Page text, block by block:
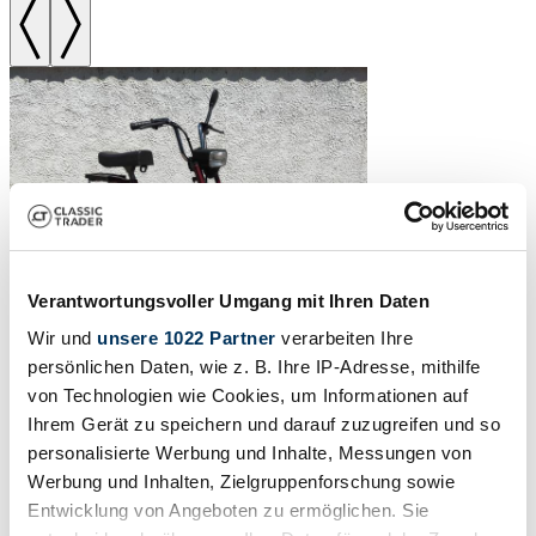
Verantwortungsvoller Umgang mit Ihren Daten
Wir und unsere 1022 Partner verarbeiten Ihre
persönlichen Daten, wie z. B. Ihre IP-Adresse, mithilfe
von Technologien wie Cookies, um Informationen auf
Ihrem Gerät zu speichern und darauf zuzugreifen und so
personalisierte Werbung und Inhalte, Messungen von
Werbung und Inhalten, Zielgruppenforschung sowie
Entwicklung von Angeboten zu ermöglichen. Sie
1991 | Piaggio Bravo
Original preserved Bravo moped with ASI CRS certification,
factory tires and exceptional condition
€650 - €800
Estimate